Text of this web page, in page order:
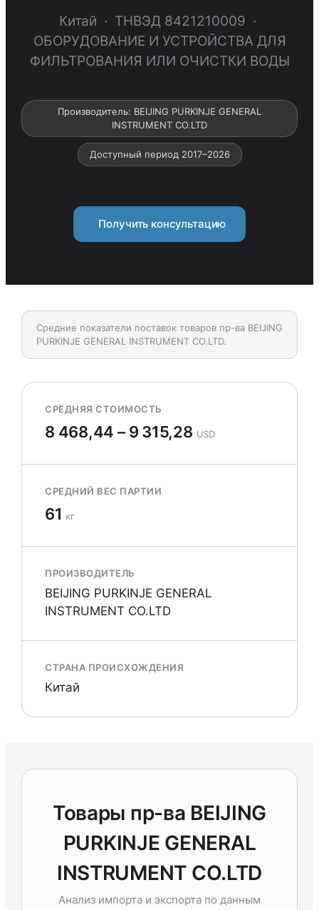
Китай · ТНВЭД 8421210009 ·
ОБОРУДОВАНИЕ И УСТРОЙСТВА ДЛЯ
ФИЛЬТРОВАНИЯ ИЛИ ОЧИСТКИ ВОДЫ
Производитель: BEIJING PURKINJE GENERAL
INSTRUMENT CO.LTD
Доступный период 2017–2026
Получить консультацию
Средние показатели поставок товаров пр-ва BEIJING
PURKINJE GENERAL INSTRUMENT CO.LTD.
СРЕДНЯЯ СТОИМОСТЬ
8 468,44 – 9 315,28 USD
СРЕДНИЙ ВЕС ПАРТИИ
61 кг
ПРОИЗВОДИТЕЛЬ
BEIJING PURKINJE GENERAL
INSTRUMENT CO.LTD
СТРАНА ПРОИСХОЖДЕНИЯ
Китай
Товары пр-ва BEIJING
PURKINJE GENERAL
INSTRUMENT CO.LTD
Анализ импорта и экспорта по данным